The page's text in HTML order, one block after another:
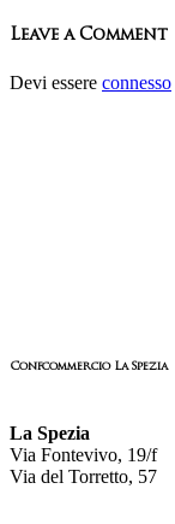
Leave a Comment
Devi essere connesso
Confcommercio La Spezia
La Spezia
Via Fontevivo, 19/f
Via del Torretto, 57